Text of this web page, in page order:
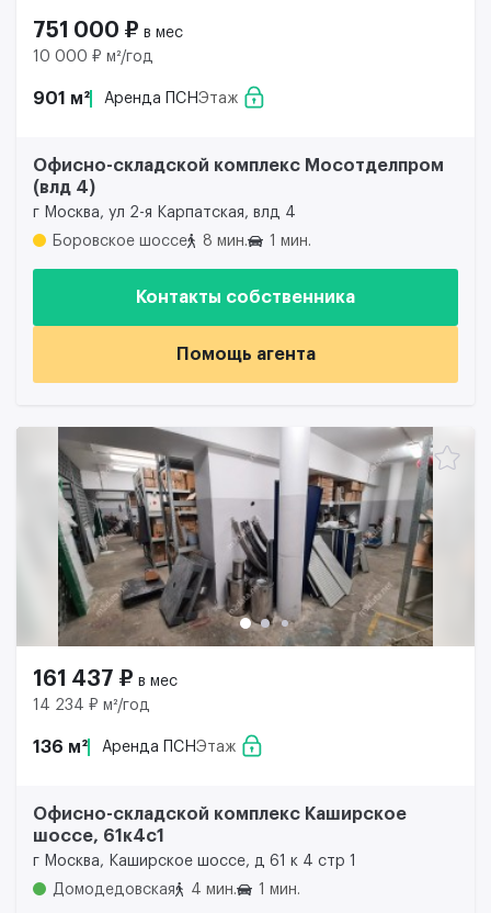
751 000 ₽ в мес
10 000 ₽ м²/год
901 м² Аренда ПСНЭтаж
Офисно-складской комплекс Мосотделпром
(влд 4)
г Москва, ул 2-я Карпатская, влд 4
Боровское шоссе
8 мин. 1 мин.
Контакты собственника
Помощь агента
161 437 ₽ в мес
14 234 ₽ м²/год
136 м² Аренда ПСНЭтаж
Офисно-складской комплекс Каширское
шоссе, 61к4с1
г Москва, Каширское шоссе, д 61 к 4 стр 1
Домодедовская
4 мин. 1 мин.